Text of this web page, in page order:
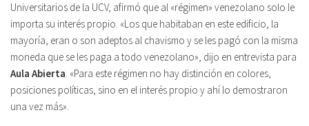
Universitarios de la UCV, afirmó que al «régimen» venezolano solo le
importa su interés propio. «Los que habitaban en este edificio, la
mayoría, eran o son adeptos al chavismo y se les pagó con la misma
moneda que se les paga a todo venezolano», dijo en entrevista para
Aula Abierta. «Para este régimen no hay distinción en colores,
posiciones políticas, sino en el interés propio y ahí lo demostraron
una vez más».